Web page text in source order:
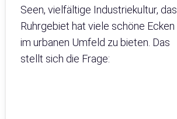
Seen, vielfältige Industriekultur, das
Ruhrgebiet hat viele schöne Ecken
im urbanen Umfeld zu bieten. Das
stellt sich die Frage: